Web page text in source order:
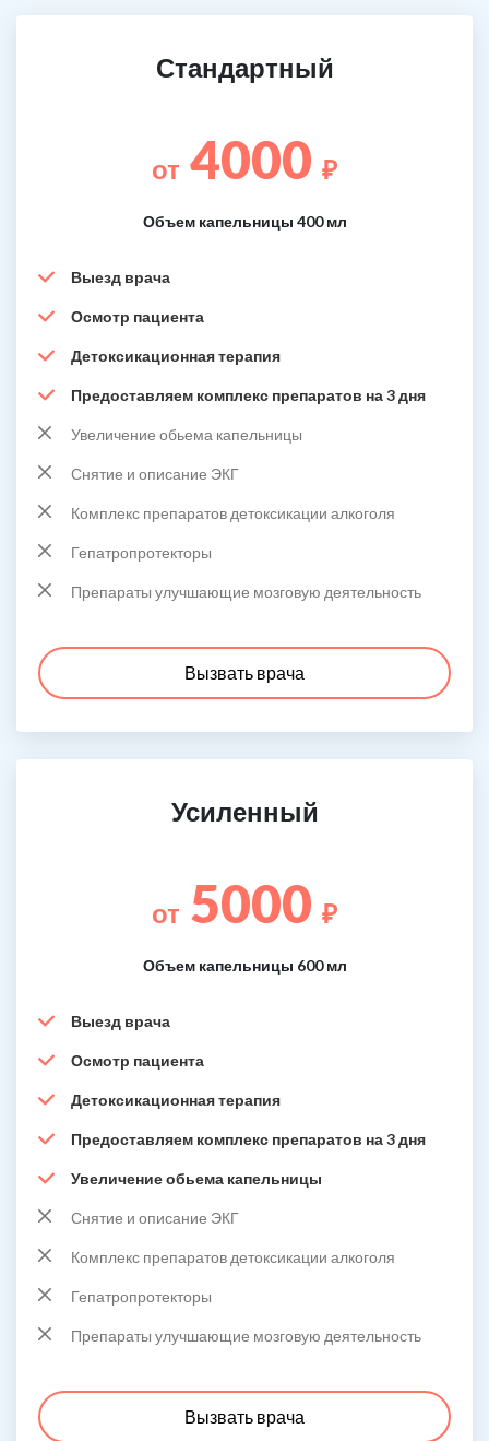
Стандартный
от 4000 ₽
Объем капельницы 400 мл
Выезд врача
Осмотр пациента
Детоксикационная терапия
Предоставляем комплекс препаратов на 3 дня
Увеличение обьема капельницы
Снятие и описание ЭКГ
Комплекс препаратов детоксикации алкоголя
Гепатропротекторы
Препараты улучшающие мозговую деятельность
Вызвать врача
Усиленный
от 5000 ₽
Объем капельницы 600 мл
Выезд врача
Осмотр пациента
Детоксикационная терапия
Предоставляем комплекс препаратов на 3 дня
Увеличение обьема капельницы
Снятие и описание ЭКГ
Комплекс препаратов детоксикации алкоголя
Гепатропротекторы
Препараты улучшающие мозговую деятельность
Вызвать врача